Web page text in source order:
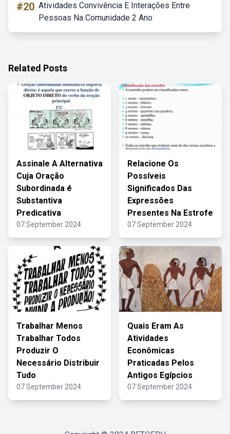
#20 Atividades Convivência E Interações Entre
Pessoas Na Comunidade 2 Ano
Related Posts
Assinale A Alternativa
Cuja Oração
Subordinada é
Substantiva
Predicativa
07 September 2024
Relacione Os
Possíveis
Significados Das
Expressões
Presentes Na Estrofe
07 September 2024
Trabalhar Menos
Trabalhar Todos
Produzir O
Necessário Distribuir
Tudo
07 September 2024
Quais Eram As
Atividades
Econômicas
Praticadas Pelos
Antigos Egípcios
07 September 2024